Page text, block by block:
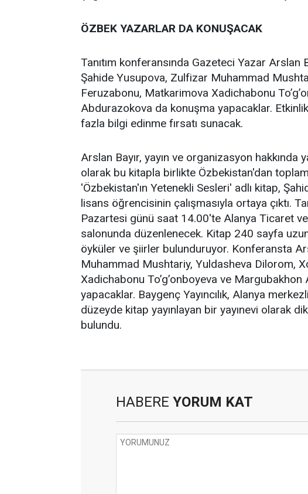
ÖZBEK YAZARLAR DA KONUŞACAK
Tanıtım konferansında Gazeteci Yazar Arslan
Şahide Yusupova, Zulfizar Muhammad
Feruzabonu, Matkarimova Xadichabonu
Abdurazokova da konuşma yapacaklar.
fazla bilgi edinme fırsatı sunacak.
Arslan Bayır, yayın ve organizasyon hakkında
olarak bu kitapla birlikte Özbekistan'dan
'Özbekistan'ın Yetenekli Sesleri' adlı kitap,
lisans öğrencisinin çalışmasıyla ortaya çıktı.
Pazartesi günü saat 14.00'te Alanya Ticaret ve
salonunda düzenlenecek. Kitap 240 sayfa
öyküler ve şiirler bulunduruyor. Konferansta
Muhammad Mushtariy, Yuldasheva Dilorom,
Xadichabonu To’g’onboyeva ve
yapacaklar. Baygenç Yayıncılık, Alanya
düzeyde kitap yayınlayan bir yayınevi olarak
bulundu.
HABERE YORUM KAT